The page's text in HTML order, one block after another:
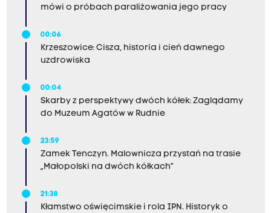
mówi o próbach paraliżowania jego pracy
00:06
Krzeszowice: Cisza, historia i cień dawnego
uzdrowiska
00:04
Skarby z perspektywy dwóch kółek: Zaglądamy
do Muzeum Agatów w Rudnie
23:59
Zamek Tenczyn. Malownicza przystań na trasie
„Małopolski na dwóch kółkach”
21:38
Kłamstwo oświęcimskie i rola IPN. Historyk o